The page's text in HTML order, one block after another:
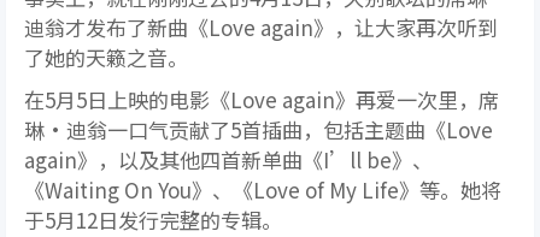
迪翁才发布了新曲《Love again》，让大家再次听到
了她的天籁之音。
在5月5日上映的电影《Love again》再爱一次里，席
琳·迪翁一口气贡献了5首插曲，包括主题曲《Love
again》，以及其他四首新单曲《I’ll be》、
《Waiting On You》、《Love of My Life》等。她将
于5月12日发行完整的专辑。